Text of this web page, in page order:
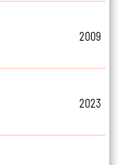
2009
2023